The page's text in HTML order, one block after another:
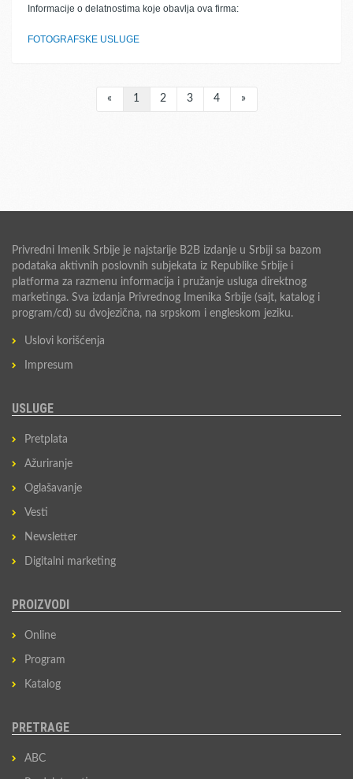
Informacije o delatnostima koje obavlja ova firma:
FOTOGRAFSKE USLUGE
« 1 2 3 4 »
Privredni Imenik Srbije je najstarije B2B izdanje u Srbiji sa bazom
podataka aktivnih poslovnih subjekata iz Republike Srbije i
platforma za razmenu informacija i pružanje usluga direktnog
marketinga. Sva izdanja Privrednog Imenika Srbije (sajt, katalog i
program/cd) su dvojezična, na srpskom i engleskom jeziku.
Uslovi korišćenja
Impresum
USLUGE
Pretplata
Ažuriranje
Oglašavanje
Vesti
Newsletter
Digitalni marketing
PROIZVODI
Online
Program
Katalog
PRETRAGE
ABC